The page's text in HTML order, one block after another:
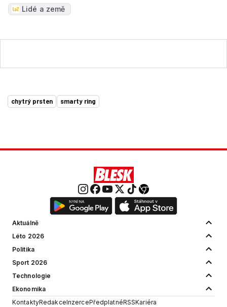
Lidé a země
chytrý prsten smarty ring
Aktuálně
Léto 2026
Politika
Sport 2026
Technologie
Ekonomika
KontaktyRedakceInzercePředplatnéRSSKariéra